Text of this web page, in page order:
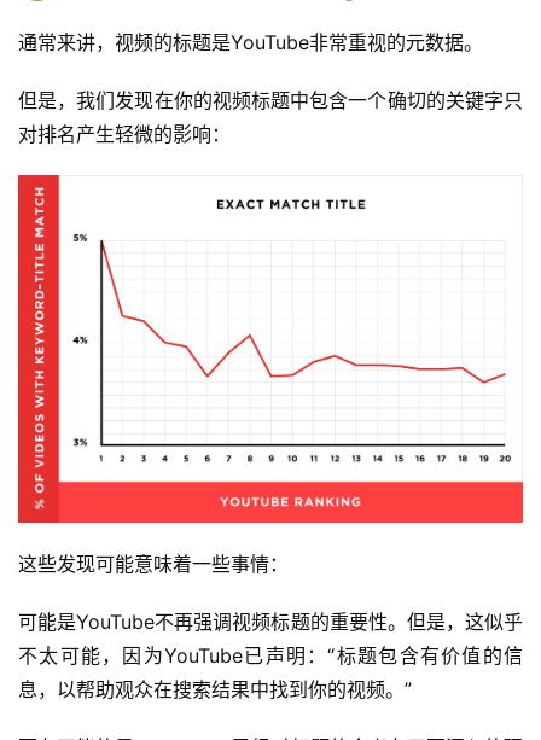
通常来讲，视频的标题是YouTube非常重视的元数据。
但是，我们发现在你的视频标题中包含一个确切的关键字只
对排名产生轻微的影响：
这些发现可能意味着一些事情：
可能是YouTube不再强调视频标题的重要性。但是，这似乎
不太可能，因为YouTube已声明：“标题包含有价值的信
息，以帮助观众在搜索结果中找到你的视频。”